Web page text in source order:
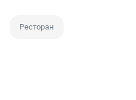
Ресторан